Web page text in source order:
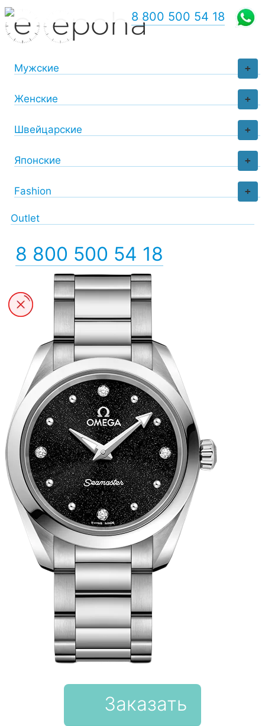
+
Мужские
+
Женские
+
Швейцарские
+
Японские
+
Fashion
Outlet
8 800 500 54 18
8 800 500 54 18
Заказать